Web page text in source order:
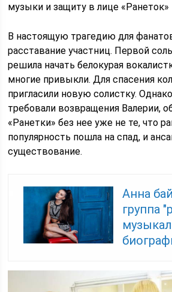
музыки и защиту в лице «Ранеток»
В настоящую трагедию для
расставание участниц. Первой
решила начать белокурая
многие привыкли. Для спасения
пригласили новую солистку.
требовали возвращения Валерии,
«Ранетки» без нее уже не те, что
популярность пошла на спад, и
существование.
Анна
группа